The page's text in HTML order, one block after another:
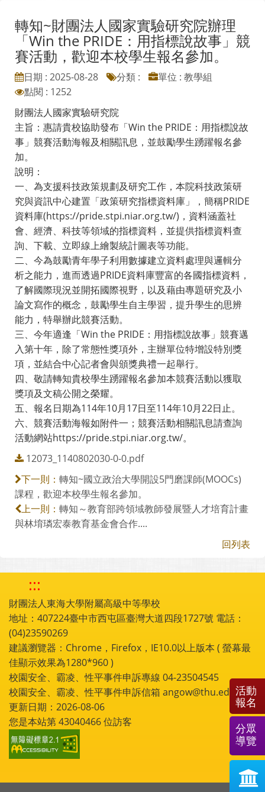
轉知~財團法人國家實驗研究院辦理
「Win the PRIDE：用指標說故事」競
賽活動，歡迎本校學生報名參加。
日期 : 2025-08-28 分類 :
單位 : 教學組
點閱 : 1252
財團法人國家實驗研究院
主旨：惠請貴校協助發布「Win the PRIDE：用指標說故
事」競賽活動海報及相關訊息，並鼓勵學生踴躍報名參
加。
說明：
一、為支援科技政策規劃及研究工作，本院科技政策研
究與資訊中心建置「政策研究指標資料庫」，簡稱PRIDE
資料庫(https://pride.stpi.niar.org.tw/)，資料涵蓋社
會、經濟、科技等領域的指標資料，並提供指標資料查
詢、下載、立即線上繪製統計圖表等功能。
二、今為鼓勵青年學子利用數據建立資料處理與邏輯分
析之能力，進而透過PRIDE資料庫豐富的各國指標資料，
了解國際現況並開拓國際視野，以及藉由專題研究及小
論文寫作的概念，鼓勵學生自主學習，提升學生的思辨
能力，特舉辦此競賽活動。
三、今年適逢「Win the PRIDE：用指標說故事」競賽邁
入第十年，除了常態性獎項外，主辦單位特增設特別獎
項，並結合中心記者會與頒獎典禮一起舉行。
四、敬請轉知貴校學生踴躍報名參加本競賽活動以獲取
獎項及文稿公開之榮耀。
五、報名日期為114年10月17日至114年10月22日止。
六、競賽活動海報如附件一；競賽活動相關訊息請查詢
活動網站https://pride.stpi.niar.org.tw/。
12073_1140802030-0-0.pdf
下一則： 轉知~國立政治大學開設5門磨課師(MOOCs)
課程，歡迎本校學生報名參加。
上一則： 轉知～教育部跨領域教師發展暨人才培育計畫
與林堉璘宏泰教育基金會合作....
回列表
:::
財團法人東海大學附屬高級中等學校
地址：407224臺中市西屯區臺灣大道四段1727號 電話：
(04)23590269
建議瀏覽器：Chrome，Firefox，IE10.0以上版本 ( 螢幕最
佳顯示效果為1280*960 )
校園安全、霸凌、性平事件申訴專線 04-23504545
校園安全、霸凌、性平事件申訴信箱 angow@thu.edu.tw
更新日期：2026-08-06
您是本站第43040466位訪客
活動
報名
分眾
導覽